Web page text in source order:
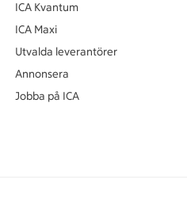
ICA Kvantum
ICA Maxi
Utvalda leverantörer
Annonsera
Jobba på ICA